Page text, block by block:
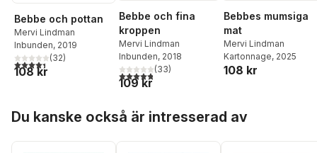
Bebbe och pottan
Mervi Lindman
Inbunden, 2019
4,4utav 5 stjärnor. Totalt antal röster:
(32)
108 kr
Bebbe och fina
kroppen
Mervi Lindman
Inbunden, 2018
4,8utav 5 stjärnor. Totalt antal röster:
(33)
109 kr
Bebbes mumsiga
mat
Mervi Lindman
Kartonnage, 2025
108 kr
Du kanske också är intresserad av